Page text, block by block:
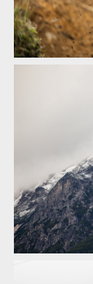
Textem i
v rakouském
Textem i
v rakouském
Textem i
v rakouském